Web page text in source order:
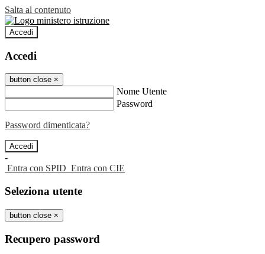
Salta al contenuto
Accedi
Accedi
button close ×
Nome Utente
Password
Password dimenticata?
-
Entra con SPID Entra con CIE
Seleziona utente
button close ×
Recupero password